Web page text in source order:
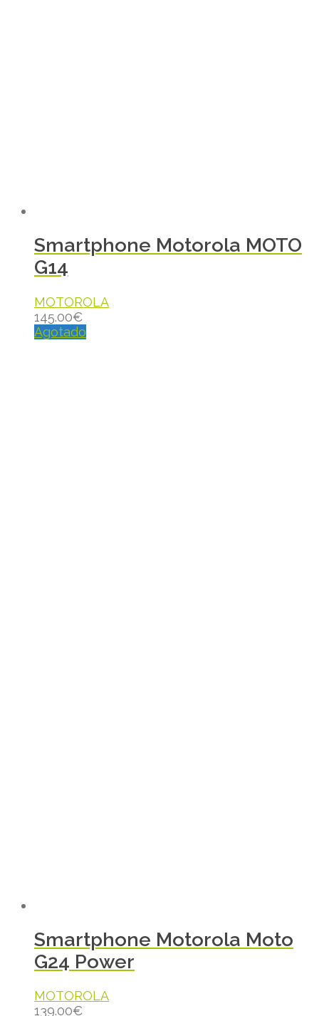
Smartphone Motorola MOTO
G14
MOTOROLA
145.00€
Agotado
Smartphone Motorola Moto
G24 Power
MOTOROLA
139.00€